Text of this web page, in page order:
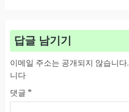
답글 남기기
이메일 주소는 공개되지 않습니다.
니다
댓글 *